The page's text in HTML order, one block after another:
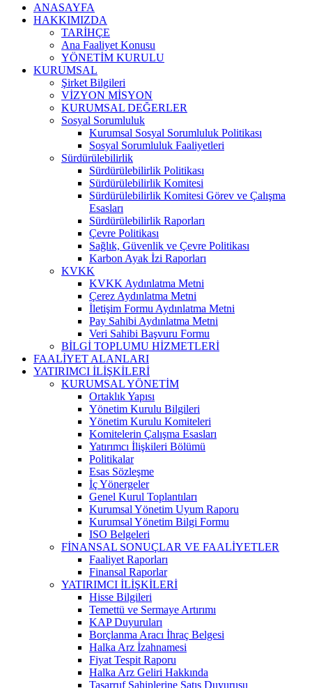
ANASAYFA
HAKKIMIZDA
TARİHÇE
Ana Faaliyet Konusu
YÖNETİM KURULU
KURUMSAL
Şirket Bilgileri
VİZYON MİSYON
KURUMSAL DEĞERLER
Sosyal Sorumluluk
Kurumsal Sosyal Sorumluluk Politikası
Sosyal Sorumluluk Faaliyetleri
Sürdürülebilirlik
Sürdürülebilirlik Politikası
Sürdürülebilirlik Komitesi
Sürdürülebilirlik Komitesi Görev ve Çalışma
Esasları
Sürdürülebilirlik Raporları
Çevre Politikası
Sağlık, Güvenlik ve Çevre Politikası
Karbon Ayak İzi Raporları
KVKK
KVKK Aydınlatma Metni
Çerez Aydınlatma Metni
İletişim Formu Aydınlatma Metni
Pay Sahibi Aydınlatma Metni
Veri Sahibi Başvuru Formu
BİLGİ TOPLUMU HİZMETLERİ
FAALİYET ALANLARI
YATIRIMCI İLİŞKİLERİ
KURUMSAL YÖNETİM
Ortaklık Yapısı
Yönetim Kurulu Bilgileri
Yönetim Kurulu Komiteleri
Komitelerin Çalışma Esasları
Yatırımcı İlişkileri Bölümü
Politikalar
Esas Sözleşme
İç Yönergeler
Genel Kurul Toplantıları
Kurumsal Yönetim Uyum Raporu
Kurumsal Yönetim Bilgi Formu
ISO Belgeleri
FİNANSAL SONUÇLAR VE FAALİYETLER
Faaliyet Raporları
Finansal Raporlar
YATIRIMCI İLİŞKİLERİ
Hisse Bilgileri
Temettü ve Sermaye Artırımı
KAP Duyuruları
Borçlanma Aracı İhraç Belgesi
Halka Arz İzahnamesi
Fiyat Tespit Raporu
Halka Arz Geliri Hakkında
Tasarruf Sahiplerine Satış Duyurusu